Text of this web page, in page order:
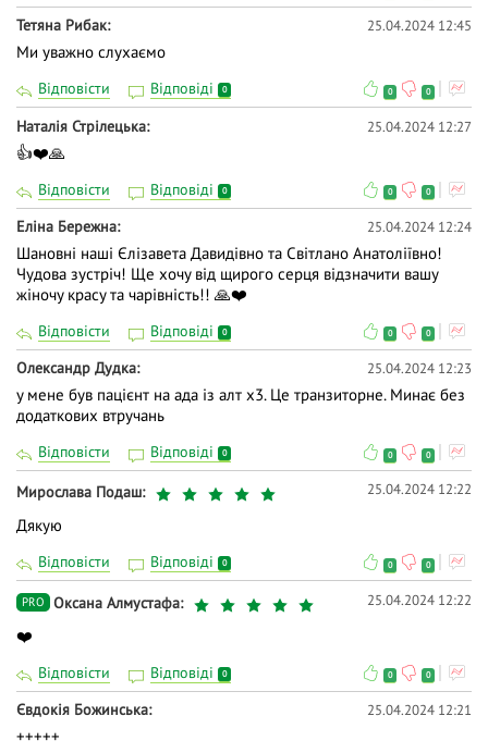
Тетяна Рибак 25.04.2024 12:45
Ми уважно слухаємо
Відповісти Відповіді 0 0 0
Наталія Стрілецька 25.04.2024 12:27
👍❤️🙏
Відповісти Відповіді 0 0 0
Еліна Бережна 25.04.2024 12:24
Шановні наші Єлізавета Давидівно та Світлано Анатоліївно!
Чудова зустріч! Ще хочу від щирого серця відзначити вашу
жіночу красу та чарівність!! 🙏❤️
Відповісти Відповіді 0 0 0
Олександр Дудка 25.04.2024 12:23
у мене був пацієнт на ада із алт х3. Це транзиторне. Минає без
додаткових втручань
Відповісти Відповіді 0 0 0
Мирослава Подаш 25.04.2024 12:22
Дякую
Відповісти Відповіді 0 0 0
PRO Оксана Алмустафа 25.04.2024 12:22
❤️
Відповісти Відповіді 0 0 0
Євдокія Божинська 25.04.2024 12:21
+++++